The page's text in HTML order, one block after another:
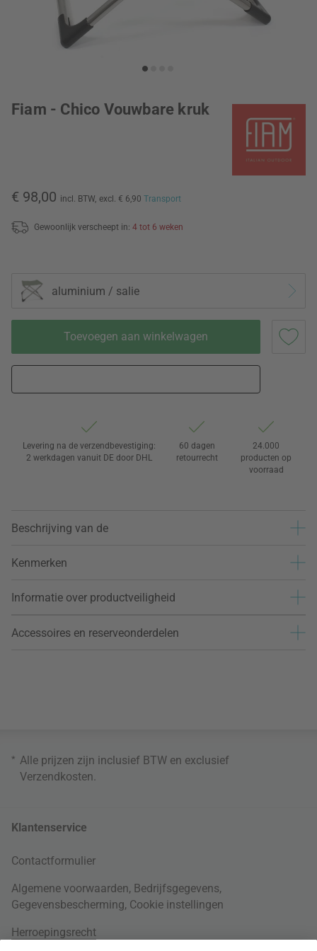
Fiam - Chico Vouwbare kruk
€ 98,00 incl. BTW, excl. € 6,90 Transport
Gewoonlijk verscheept in: 4 tot 6 weken
aluminium / salie
Toevoegen aan winkelwagen
Levering na de verzendbevestiging:
2 werkdagen vanuit DE door DHL
60 dagen
retourrecht
24.000
producten op
voorraad
Beschrijving van de
Kenmerken
Informatie over productveiligheid
Accessoires en reserveonderdelen
* Alle prijzen zijn inclusief BTW en exclusief
Verzendkosten.
Klantenservice
Contactformulier
Algemene voorwaarden, Bedrijfsgegevens,
Gegevensbescherming, Cookie instellingen
Herroepingsrecht